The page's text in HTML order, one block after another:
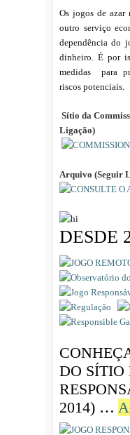
Os jogos de azar
outro serviço
dependência do
dinheiro. É por
medidas para
riscos potenciais.
Sítio da
Ligação)
Arquivo (Seguir
DESDE
DO SÍTIO
2014) …